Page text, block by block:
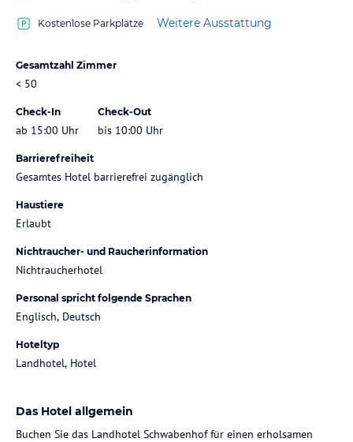
Kostenlose Parkplätze Weitere Ausstattung
Gesamtzahl Zimmer
< 50
Check-In
ab 15:00 Uhr
Check-Out
bis 10:00 Uhr
Barrierefreiheit
Gesamtes Hotel barrierefrei zugänglich
Haustiere
Erlaubt
Nichtraucher- und Raucherinformation
Nichtraucherhotel
Personal spricht folgende Sprachen
Englisch, Deutsch
Hoteltyp
Landhotel, Hotel
Das Hotel allgemein
Buchen Sie das Landhotel Schwabenhof für einen erholsamen